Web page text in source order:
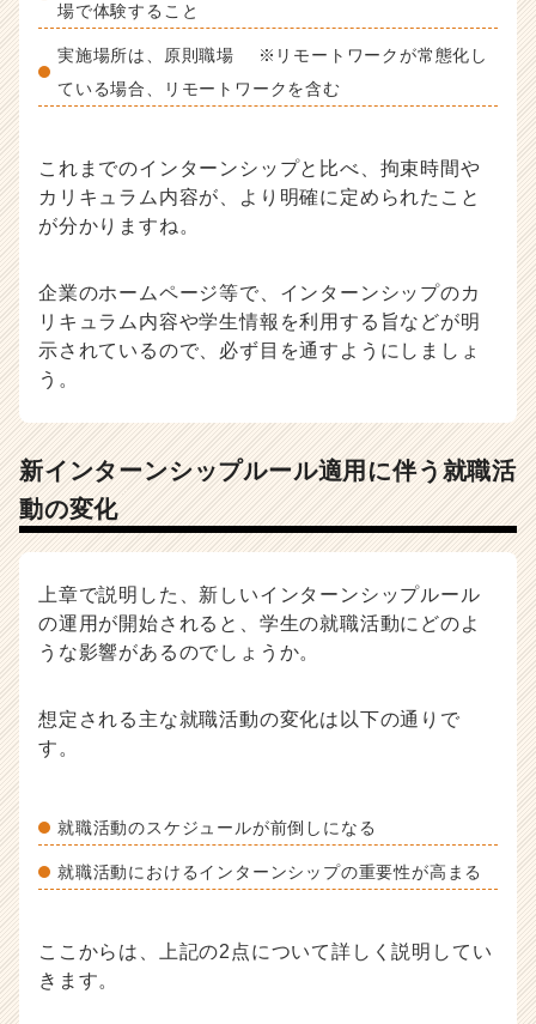
場で体験すること
実施場所は、原則職場 ※リモートワークが常態化し
ている場合、リモートワークを含む
これまでのインターンシップと比べ、拘束時間や
カリキュラム内容が、より明確に定められたこと
が分かりますね。
企業のホームページ等で、インターンシップのカ
リキュラム内容や学生情報を利用する旨などが明
示されているので、必ず目を通すようにしましょ
う。
新インターンシップルール適用に伴う就職活
動の変化
上章で説明した、新しいインターンシップルール
の運用が開始されると、学生の就職活動にどのよ
うな影響があるのでしょうか。
想定される主な就職活動の変化は以下の通りで
す。
就職活動のスケジュールが前倒しになる
就職活動におけるインターンシップの重要性が高まる
ここからは、上記の2点について詳しく説明してい
きます。